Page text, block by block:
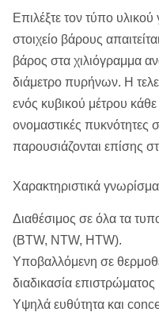
Επιλέξτε τον τύπο
στοιχείο βάρους
βάρος στα χιλιόγραμμα
διάμετρο πυρήνων. Η
ενός κυβικού μέτρου
ονομαστικές πυκνότητες
παρουσιάζονται επίσης
Χαρακτηριστικά
Διαθέσιμος σε όλα τα
(BTW, NTW, HTW).
Υποβαλλόμενη σε
διαδικασία επιστρώματος
Υψηλά ευθύτητα και